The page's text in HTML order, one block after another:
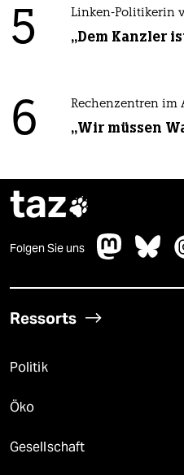
5 Linken-Politikerin
„Dem Kanzler
6 Rechenzentren im
„Wir müssen
taz
Folgen Sie uns
Ressorts
Politik
Öko
Gesellschaft